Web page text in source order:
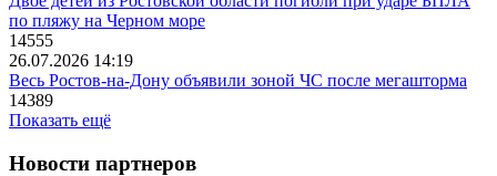
по пляжу на Черном море
14555
26.07.2026 14:19
Весь Ростов-на-Дону объявили зоной ЧС после мегашторма
14389
Показать ещё
Новости партнеров